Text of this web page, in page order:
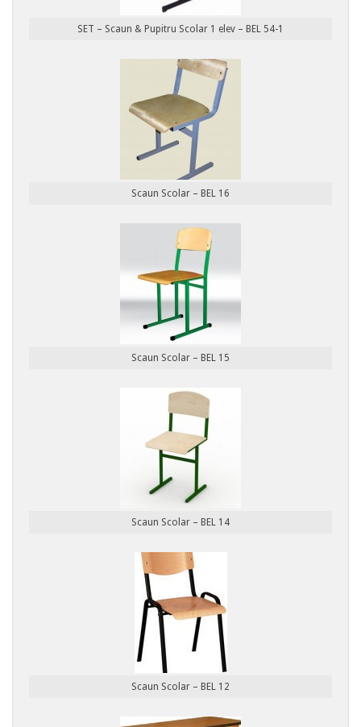
SET – Scaun & Pupitru Scolar 1 elev – BEL 54-1
Scaun Scolar – BEL 16
Scaun Scolar – BEL 15
Scaun Scolar – BEL 14
Scaun Scolar – BEL 12